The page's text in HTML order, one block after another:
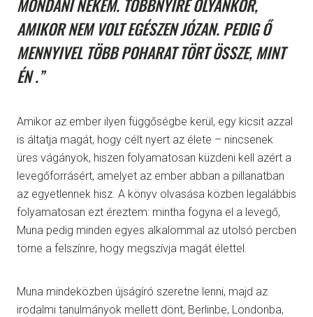
MONDANI NEKEM. TÖBBNYIRE OLYANKOR,
AMIKOR NEM VOLT EGÉSZEN JÓZAN. PEDIG Ő
MENNYIVEL TÖBB POHARAT TÖRT ÖSSZE, MINT
ÉN .”
Amikor az ember ilyen függőségbe kerül, egy kicsit azzal
is áltatja magát, hogy célt nyert az élete – nincsenek
üres vágányok, hiszen folyamatosan küzdeni kell azért a
levegőforrásért, amelyet az ember abban a pillanatban
az egyetlennek hisz. A könyv olvasása közben legalábbis
folyamatosan ezt éreztem: mintha fogyna el a levegő,
Muna pedig minden egyes alkalommal az utolsó percben
törne a felszínre, hogy megszívja magát élettel.
Muna mindeközben újságíró szeretne lenni, majd az
irodalmi tanulmányok mellett dönt, Berlinbe, Londonba,